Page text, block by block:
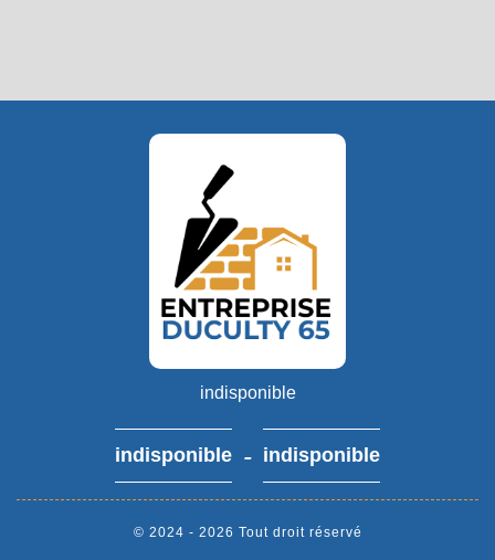
indisponible
indisponible - indisponible
© 2024 - 2026 Tout droit réservé